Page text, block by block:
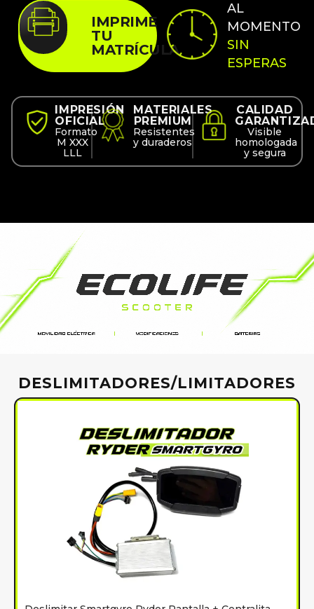
IMPRIME
TU
MATRÍCULA
AL
MOMENTO
SIN
ESPERAS
IMPRESIÓN
OFICIAL
Formato
M XXX
LLL
MATERIALES
PREMIUM
Resistentes
y duraderos
CALIDAD
Visible
homologada
y segura
DESLIMITADORES/LIMITADORES